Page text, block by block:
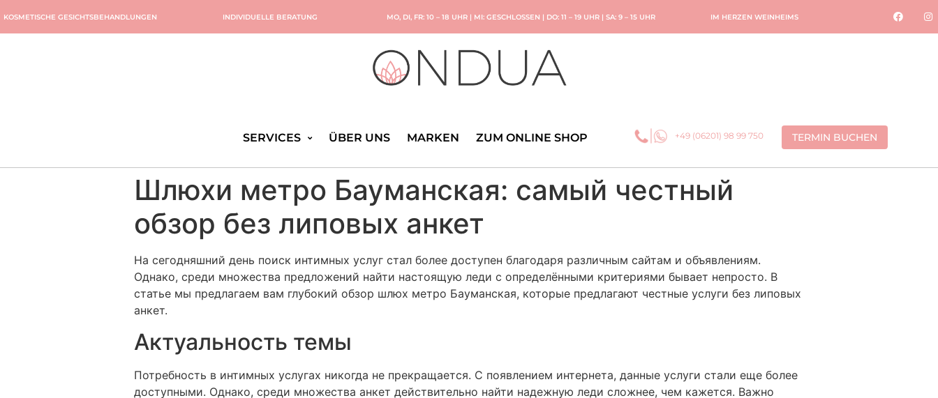
KOSMETISCHE GESICHTSBEHANDLUNGEN INDIVIDUELLE BERATUNG MO, DI, FR: 10 – 18 UHR | MI: GESCHLOSSEN | DO: 11 – 19 UHR | SA: 9 – 15 UHR IM HERZEN WEINHEIMS
SERVICES ÜBER UNS MARKEN ZUM ONLINE SHOP +49 (06201) 98 99 750 TERMIN BUCHEN
Шлюхи метро Бауманская: самый честный
обзор без липовых анкет
На сегодняшний день поиск интимных услуг стал более доступен благодаря различным сайтам и объявлениям.
Однако, среди множества предложений найти настоящую леди с определёнными критериями бывает непросто. В
статье мы предлагаем вам глубокий обзор шлюх метро Бауманская, которые предлагают честные услуги без липовых
анкет.
Актуальность темы
Потребность в интимных услугах никогда не прекращается. С появлением интернета, данные услуги стали еще более
доступными. Однако, среди множества анкет действительно найти надежную леди сложнее, чем кажется. Важно